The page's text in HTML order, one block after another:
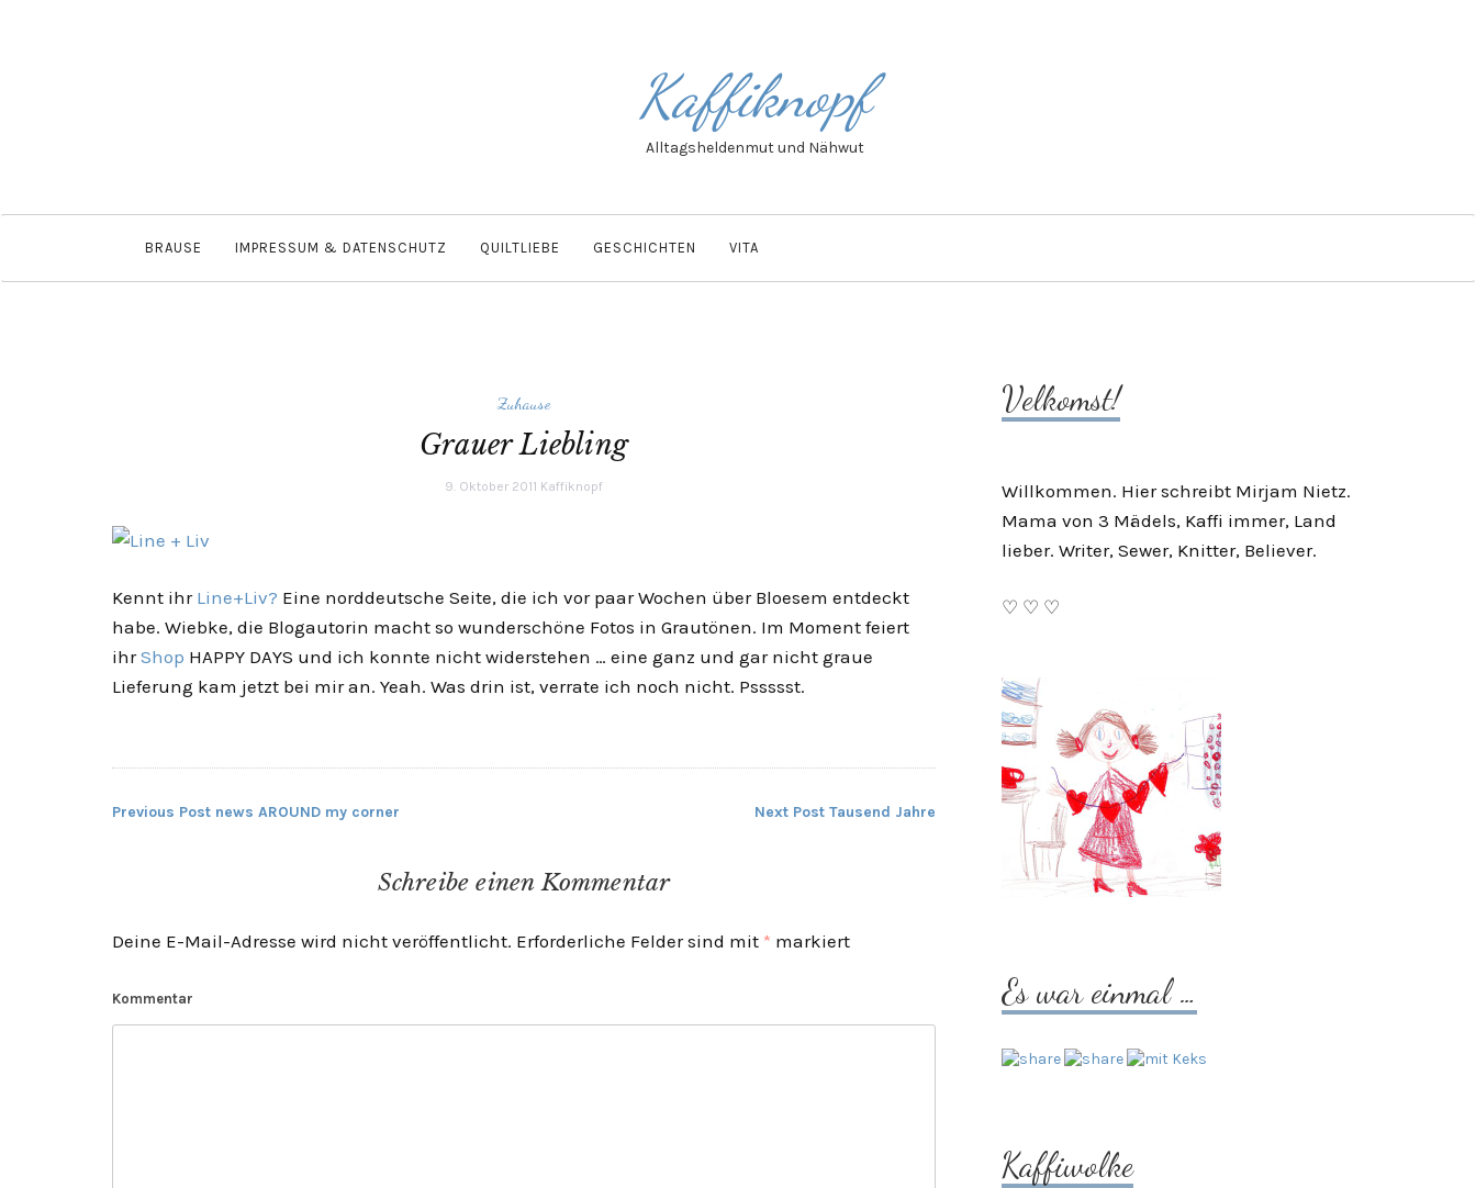
Kaffiknopf
Alltagsheldenmut und Nähwut
BRAUSE IMPRESSUM & DATENSCHUTZ QUILTLIEBE GESCHICHTEN VITA
Zuhause
Grauer Liebling
9. Oktober 2011 Kaffiknopf
Kennt ihr Line+Liv? Eine norddeutsche Seite, die ich vor paar Wochen über Bloesem entdeckt
habe. Wiebke, die Blogautorin macht so wunderschöne Fotos in Grautönen. Im Moment feiert
ihrShop HAPPY DAYS und ich konnte nicht widerstehen … eine ganz und gar nicht graue
Lieferung kam jetzt bei mir an. Yeah. Was drin ist, verrate ich noch nicht. Pssssst.
Beitragsnavigation
Previous Post news AROUND my corner Next Post Tausend Jahre
Schreibe einen Kommentar
Deine E-Mail-Adresse wird nicht veröffentlicht. Erforderliche Felder sind mit * markiert
Kommentar
Velkomst!
Willkommen. Hier schreibt Mirjam Nietz.
Mama von 3 Mädels, Kaffi immer, Land
lieber. Writer, Sewer, Knitter, Believer.
♡ ♡ ♡
Es war einmal …
Kaffiwolke